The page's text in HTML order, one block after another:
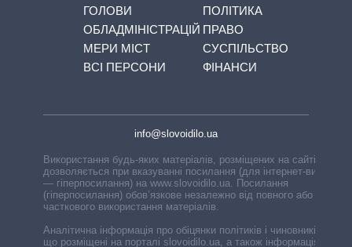
ГОЛОВИ
ОБЛАДМІНІСТРАЦІЙ
МЕРИ МІСТ
ВСІ ПЕРСОНИ
ПОЛІТИКА
ПРАВО
СУСПІЛЬСТВО
ФІНАНСИ
info@slovoidilo.ua
Використання будь-яких матеріалів, розміщених на сайті,
дозволяється при вказуванні посилання (для інтернет-видань
— гіперпосилання) на www.slovoidilo.ua. Посилання
(гіперпосилання) обов’язкове незалежно від повного або
часткового використання матеріалів.
Аналітична інформація про обіцянки політиків і чиновників,
що розміщені на порталі slovoidilo.ua, а також інформація про